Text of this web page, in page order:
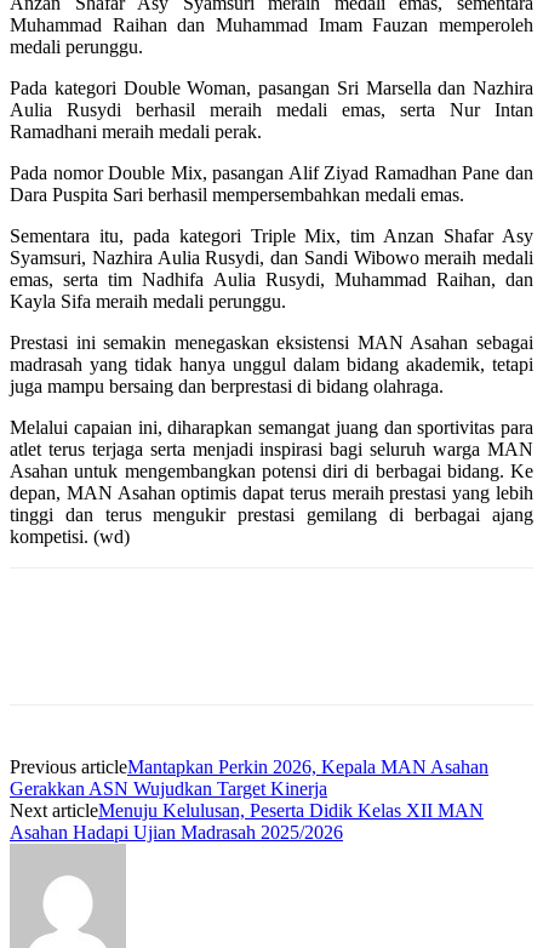
Muhammad Raihan dan Muhammad Imam Fauzan memperoleh
medali perunggu.
Pada kategori Double Woman, pasangan Sri Marsella dan Nazhira
Aulia Rusydi berhasil meraih medali emas, serta Nur Intan
Ramadhani meraih medali perak.
Pada nomor Double Mix, pasangan Alif Ziyad Ramadhan Pane dan
Dara Puspita Sari berhasil mempersembahkan medali emas.
Sementara itu, pada kategori Triple Mix, tim Anzan Shafar Asy
Syamsuri, Nazhira Aulia Rusydi, dan Sandi Wibowo meraih medali
emas, serta tim Nadhifa Aulia Rusydi, Muhammad Raihan, dan
Kayla Sifa meraih medali perunggu.
Prestasi ini semakin menegaskan eksistensi MAN Asahan sebagai
madrasah yang tidak hanya unggul dalam bidang akademik, tetapi
juga mampu bersaing dan berprestasi di bidang olahraga.
Melalui capaian ini, diharapkan semangat juang dan sportivitas para
atlet terus terjaga serta menjadi inspirasi bagi seluruh warga MAN
Asahan untuk mengembangkan potensi diri di berbagai bidang. Ke
depan, MAN Asahan optimis dapat terus meraih prestasi yang lebih
tinggi dan terus mengukir prestasi gemilang di berbagai ajang
kompetisi. (wd)
Previous articleMantapkan Perkin 2026, Kepala MAN Asahan
Gerakkan ASN Wujudkan Target Kinerja
Next articleMenuju Kelulusan, Peserta Didik Kelas XII MAN
Asahan Hadapi Ujian Madrasah 2025/2026